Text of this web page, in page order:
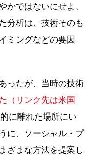
かではないにせよ、
分析は、技術そのも
ミングなどの要因
ったが、当時の技術
（リンク先は米国
に離れた場所にい
に、ソーシャル・プ
ざまな方法を提案し